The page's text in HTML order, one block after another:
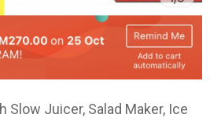
Juicer, Salad Maker, Ice